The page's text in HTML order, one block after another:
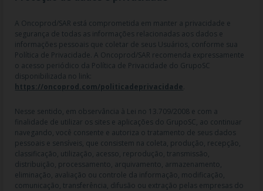
RAZÃO SOCIAL: ONCO PROD DIST. DE PROD. HOSP. E ONCOL. LTDA |
04.307.650/0019-64 | IE: 119.242.793.110 | Endereço R: Olimpíadas, nº
100 2º andar CJ 21 22 - Vila Olímpia - SP | Cep: 04551-000 |
Farmacêutico responsável: Dra. Gislaine Lopes de Jesus - CRF/SP 47509
| AFE: 7.60997-7 | CMVS: 355030801-477-010609-1-0.
As informações contidas neste site não devem ser usadas para
automedicação e não substituem, em hipótese alguma, as orientações
dadas pelo profissional da área médica. Somente o médico está apto a
A Oncoprod/SAR está comprometida em manter a privacidade e
segurança de todas as informações relacionadas aos dados e
informações pessoais que coletar de seus Usuários, conforme sua
Política de Privacidade. A Oncoprod/SAR recomenda expressamente
o acesso periódico da Política de Privacidade do GrupoSC
disponibilizada no link:
https://oncoprod.com/politicadeprivacidade
Nesse sentido, em observância à Lei no 13.709/2008 e com a
finalidade de utilizar os sites e aplicações do GrupoSC, ao continuar
navegando, você consente e autoriza o tratamento de seus dados
pessoais e sensíveis, que consistem na coleta, produção, recepção,
classificação, utilização, acesso, reprodução, transmissão,
distribuição, processamento, arquivamento, armazenamento,
eliminação, avaliação ou controle da informação, modificação,
comunicação, transferência, difusão ou extração pelas empresas do